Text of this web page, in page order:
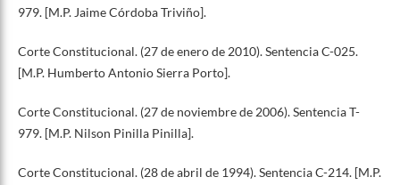
979. [M.P. Jaime Córdoba Triviño].
Corte Constitucional. (27 de enero de 2010). Sentencia C-025.
[M.P. Humberto Antonio Sierra Porto].
Corte Constitucional. (27 de noviembre de 2006). Sentencia T-
979. [M.P. Nilson Pinilla Pinilla].
Corte Constitucional. (28 de abril de 1994). Sentencia C-214. [M.P.